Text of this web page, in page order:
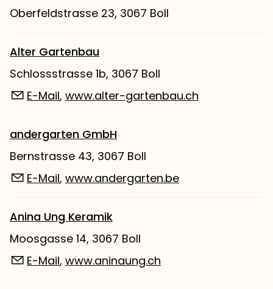
Oberfeldstrasse 23, 3067 Boll
Alter Gartenbau
Schlossstrasse 1b, 3067 Boll
E-Mail, www.alter-gartenbau.ch
andergarten GmbH
Bernstrasse 43, 3067 Boll
E-Mail, www.andergarten.be
Anina Ung Keramik
Moosgasse 14, 3067 Boll
E-Mail, www.aninaung.ch